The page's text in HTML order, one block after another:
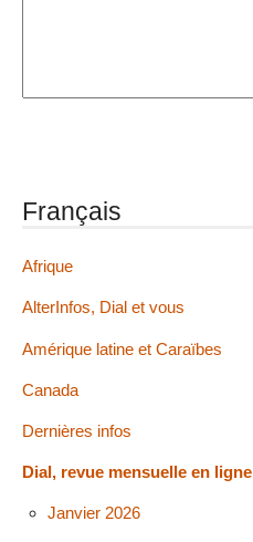
Français
Afrique
AlterInfos, Dial et vous
Amérique latine et Caraïbes
Canada
Dernières infos
Dial, revue mensuelle en ligne
Janvier 2026